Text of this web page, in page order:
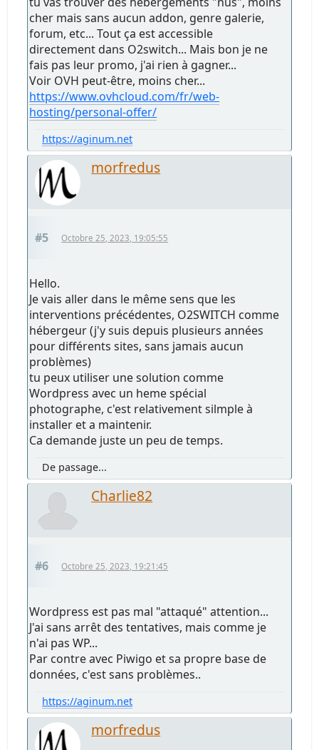
cher mais sans aucun addon, genre galerie,
forum, etc... Tout ça est accessible
directement dans O2switch... Mais bon je ne
fais pas leur promo, j'ai rien à gagner...
Voir OVH peut-être, moins cher...
https://www.ovhcloud.com/fr/web-
hosting/personal-offer/
https://aginum.net
morfredus
#5 Octobre 25, 2023, 19:05:55
Hello.
Je vais aller dans le même sens que les
interventions précédentes, O2SWITCH comme
hébergeur (j'y suis depuis plusieurs années
pour différents sites, sans jamais aucun
problèmes)
tu peux utiliser une solution comme
Wordpress avec un heme spécial
photographe, c'est relativement silmple à
installer et a maintenir.
Ca demande juste un peu de temps.
De passage...
Charlie82
#6 Octobre 25, 2023, 19:21:45
Wordpress est pas mal "attaqué" attention...
J'ai sans arrêt des tentatives, mais comme je
n'ai pas WP...
Par contre avec Piwigo et sa propre base de
données, c'est sans problèmes..
https://aginum.net
morfredus